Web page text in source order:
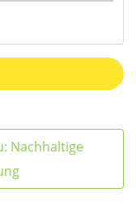
Nachhaltige